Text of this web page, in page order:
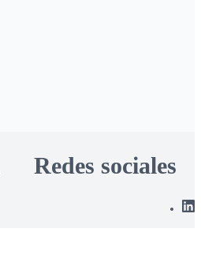
Redes sociales